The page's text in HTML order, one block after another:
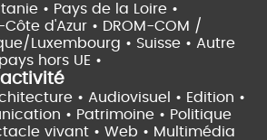
• Pays de la Loire •
d'Azur • DROM-COM /
Luxembourg • Suisse • Autre
hors UE •
• Audiovisuel • Edition •
• Patrimoine • Politique
vivant • Web • Multimédia